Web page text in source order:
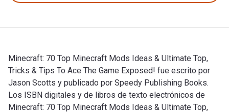
Minecraft: 70 Top Minecraft Mods Ideas & Ultimate Top,
Tricks & Tips To Ace The Game Exposed! fue escrito por
Jason Scotts y publicado por Speedy Publishing Books.
Los ISBN digitales y de libros de texto electrónicos de
Minecraft: 70 Top Minecraft Mods Ideas & Ultimate Top,